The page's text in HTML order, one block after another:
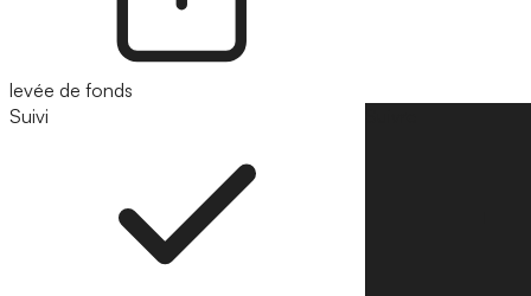
levée de fonds
Suivi